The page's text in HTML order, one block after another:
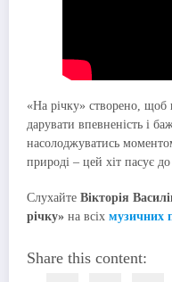
«На річку» створено, щоб
дарувати впевненість і
насолоджуватись
природі – цей хіт пасує до
Слухайте Вікторія
річку» на всіх музичних
Share this content: